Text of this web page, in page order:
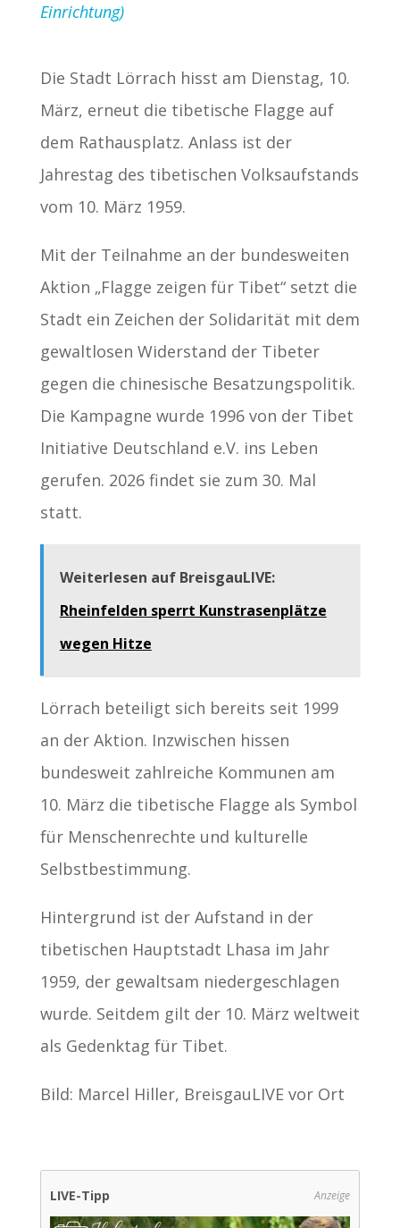
Einrichtung)
Die Stadt Lörrach hisst am Dienstag, 10.
März, erneut die tibetische Flagge auf
dem Rathausplatz. Anlass ist der
Jahrestag des tibetischen Volksaufstands
vom 10. März 1959.
Mit der Teilnahme an der bundesweiten
Aktion „Flagge zeigen für Tibet“ setzt die
Stadt ein Zeichen der Solidarität mit dem
gewaltlosen Widerstand der Tibeter
gegen die chinesische Besatzungspolitik.
Die Kampagne wurde 1996 von der Tibet
Initiative Deutschland e.V. ins Leben
gerufen. 2026 findet sie zum 30. Mal
statt.
Weiterlesen auf BreisgauLIVE:
Rheinfelden sperrt Kunstrasenplätze
wegen Hitze
Lörrach beteiligt sich bereits seit 1999
an der Aktion. Inzwischen hissen
bundesweit zahlreiche Kommunen am
10. März die tibetische Flagge als Symbol
für Menschenrechte und kulturelle
Selbstbestimmung.
Hintergrund ist der Aufstand in der
tibetischen Hauptstadt Lhasa im Jahr
1959, der gewaltsam niedergeschlagen
wurde. Seitdem gilt der 10. März weltweit
als Gedenktag für Tibet.
Bild: Marcel Hiller, BreisgauLIVE vor Ort
LIVE-Tipp Anzeige